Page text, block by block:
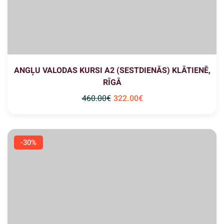
ANGĻU VALODAS KURSI A2 (SESTDIENĀS) KLĀTIENĒ,
RĪGĀ
460.00€ 322.00€
-30%